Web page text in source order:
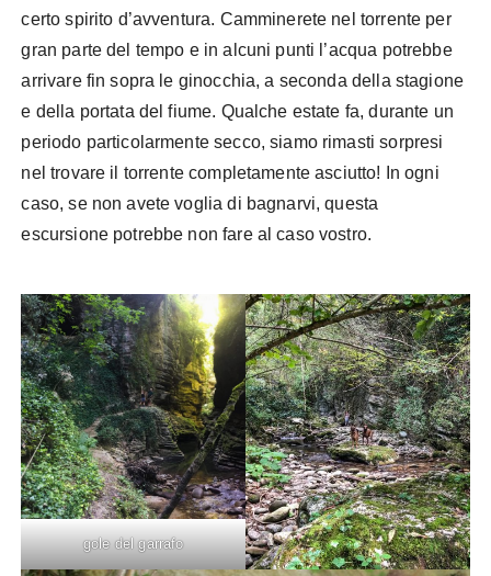
certo spirito d’avventura. Camminerete nel torrente per
gran parte del tempo e in alcuni punti l’acqua potrebbe
arrivare fin sopra le ginocchia, a seconda della stagione
e della portata del fiume. Qualche estate fa, durante un
periodo particolarmente secco, siamo rimasti sorpresi
nel trovare il torrente completamente asciutto! In ogni
caso, se non avete voglia di bagnarvi, questa
escursione potrebbe non fare al caso vostro.
gole del garrafo